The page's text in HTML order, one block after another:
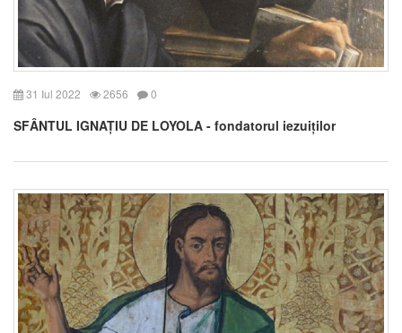
31 Iul 2022 2656 0
SFÂNTUL IGNAȚIU DE LOYOLA - fondatorul iezuiților